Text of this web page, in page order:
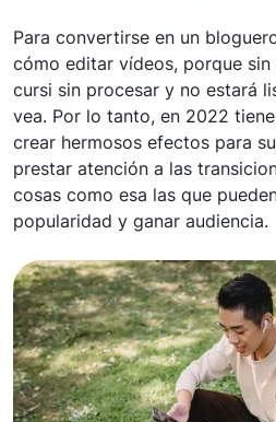
Para convertirse en un
cómo editar vídeos, porque
cursi sin procesar y no estará
vea. Por lo tanto, en 2022
crear hermosos efectos para
prestar atención a las
cosas como esa las que
popularidad y ganar audiencia.